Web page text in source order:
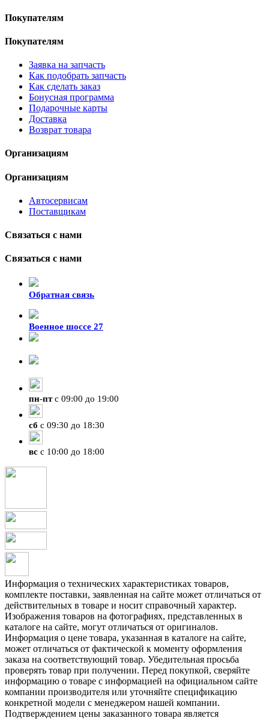
Покупателям
Покупателям
Заявка на запчасть
Как подобрать запчасть
Как сделать заказ
Бонусная программа
Подарочные карты
Доставка
Возврат товара
Организациям
Организациям
Автосервисам
Поставщикам
Связаться с нами
Связаться с нами
Обратная связь
Военное шоссе 27
пн-птс 09:00 до 19:00
сб с 09:30 до 18:30
вс с 10:00 до 18:00
Информация о технических характеристиках товаров,
комплекте поставки, заявленная на сайте может отличаться от
действительных в товаре и носит справочный характер.
Изображения товаров на фотографиях, представленных в
каталоге на сайте, могут отличаться от оригиналов.
Информация о цене товара, указанная в каталоге на сайте,
может отличаться от фактической к моменту оформления
заказа на соответствующий товар. Убедительная просьба
проверять товар при получении. Перед покупкой, сверяйте
информацию о товаре с информацией на официальном сайте
компании производителя или уточняйте спецификацию
конкретной модели с менеджером нашей компании.
Подтверждением цены заказанного товара является